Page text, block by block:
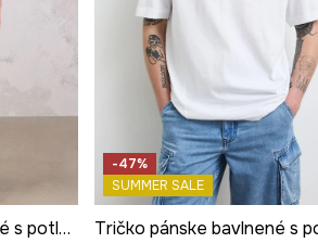
Tričko pánske bavlnené s potlačou z kolekcie Mythical Creatures
-47%
SUMMER SALE